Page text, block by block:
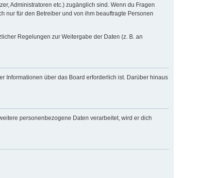
Administratoren etc.) zugänglich sind. Wenn du Fragen
nur für den Betreiber und von ihm beauftragte Personen
Regelungen zur Weitergabe der Daten (z. B. an
Informationen über das Board erforderlich ist. Darüber hinaus
personenbezogene Daten verarbeitet, wird er dich